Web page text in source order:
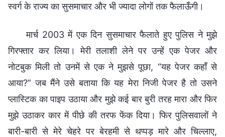
स्वर्ग के राज्य का सुसमाचार और भी ज्यादा लोगों तक फैलाऊँगी।
मार्च 2003 में एक दिन सुसमाचार फैलाते हुए पुलिस ने मुझे
गिरफ्तार कर लिया। मेरी तलाशी लेने पर उन्हें एक पेजर और
नोटबुक मिली तो उनमें से एक ने मुझसे पूछा, “यह पेजर कहाँ से
आया?” जब मैंने उसे बताया कि यह मेरा निजी पेजर है तो उसने
प्लास्टिक का पाइप उठाया और मुझे कई बार बुरी तरह मारा और फिर
मुझे उठाकर कार में पीछे की तरफ फेंक दिया। फिर पुलिसवालों ने
बारी-बारी से मेरे चेहरे पर बेरहमी से थप्पड़ मारे और चिल्लाए,